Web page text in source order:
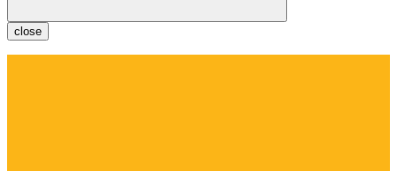
close